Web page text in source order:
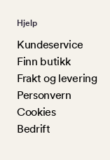
Hjelp
Kundeservice
Finn butikk
Frakt og levering
Personvern
Cookies
Bedrift